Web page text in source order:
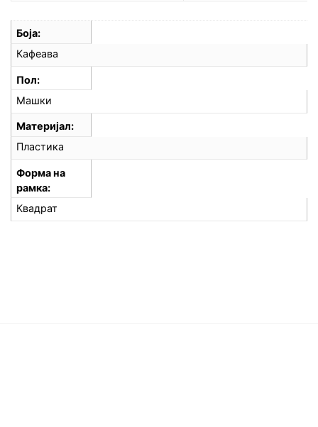
Боја
Кафеава
Пол
Машки
Материјал
Пластика
Форма на
рамка
Квадрат